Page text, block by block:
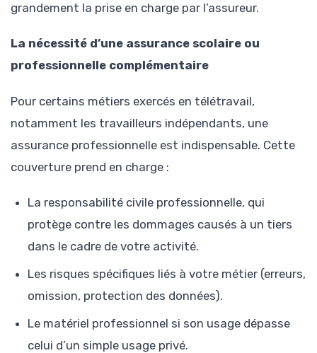
grandement la prise en charge par l’assureur.
La nécessité d’une assurance scolaire ou
professionnelle complémentaire
Pour certains métiers exercés en télétravail,
notamment les travailleurs indépendants, une
assurance professionnelle est indispensable. Cette
couverture prend en charge :
La responsabilité civile professionnelle, qui
protège contre les dommages causés à un tiers
dans le cadre de votre activité.
Les risques spécifiques liés à votre métier (erreurs,
omission, protection des données).
Le matériel professionnel si son usage dépasse
celui d’un simple usage privé.